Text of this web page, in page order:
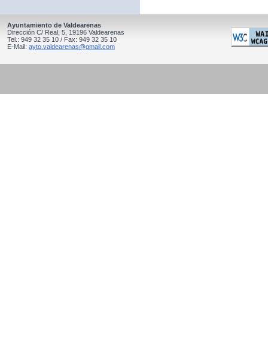
Ayuntamiento de Valdearenas
Dirección C/ Real, 5, 19196 Valdearenas
Tel.: 949 32 35 10 / Fax: 949 32 35 10
E-Mail: ayto.valdearenas@gmail.com